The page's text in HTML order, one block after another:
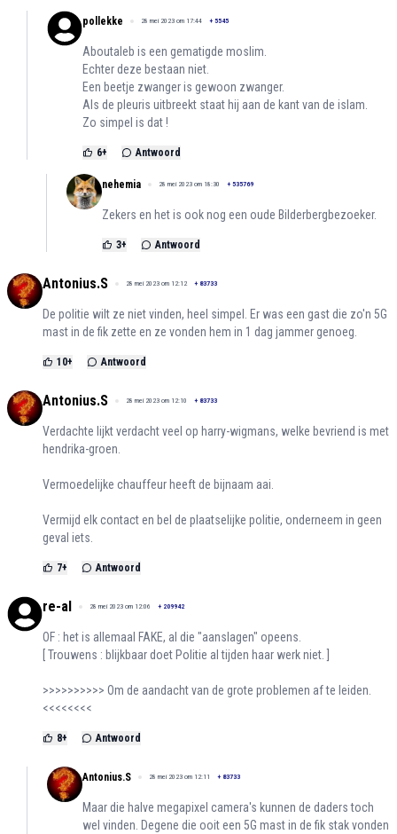
pollekke 28 mei 2023 om 17:44 + 5545
Aboutaleb is een gematigde moslim.
Echter deze bestaan niet.
Een beetje zwanger is gewoon zwanger.
Als de pleuris uitbreekt staat hij aan de kant van de islam.
Zo simpel is dat !
6+ Antwoord
nehemia 28 mei 2023 om 18:30 + 535769
Zekers en het is ook nog een oude Bilderbergbezoeker.
3+ Antwoord
Antonius.S 28 mei 2023 om 12:12 + 83733
De politie wilt ze niet vinden, heel simpel. Er was een gast die zo'n 5G
mast in de fik zette en ze vonden hem in 1 dag jammer genoeg.
10+ Antwoord
Antonius.S 28 mei 2023 om 12:10 + 83733
Verdachte lijkt verdacht veel op harry-wigmans, welke bevriend is met
hendrika-groen.
Vermoedelijke chauffeur heeft de bijnaam aai.
Vermijd elk contact en bel de plaatselijke politie, onderneem in geen
geval iets.
7+ Antwoord
re-al 28 mei 2023 om 12:06 + 209942
OF : het is allemaal FAKE, al die "aanslagen" opeens.
[ Trouwens : blijkbaar doet Politie al tijden haar werk niet. ]
>>>>>>>>>> Om de aandacht van de grote problemen af te leiden.
<<<<<<<<
8+ Antwoord
Antonius.S 28 mei 2023 om 12:11 + 83733
Maar die halve megapixel camera's kunnen de daders toch
wel vinden. Degene die ooit een 5G mast in de fik stak vonden